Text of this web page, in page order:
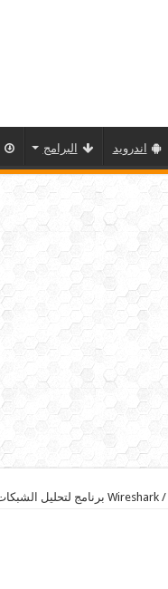
اندرويد البرامج
/ Wireshark برنامج لتحليل الشبكات الداخلية وبيان تفاصيلها